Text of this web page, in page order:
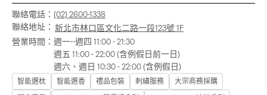
聯絡電話： (02) 2600-1338
聯絡地址： 新北市林口區文化二路一段123號 1F
營業時間： 週一~週四 11:00 - 21:30
週五 11:00 - 22:00 (含例假日前一日)
週六、週日 10:30 - 22:00 (含例假日)
智能選枕 智能選香 禮品包裝 刺繡服務
大宗商務採購